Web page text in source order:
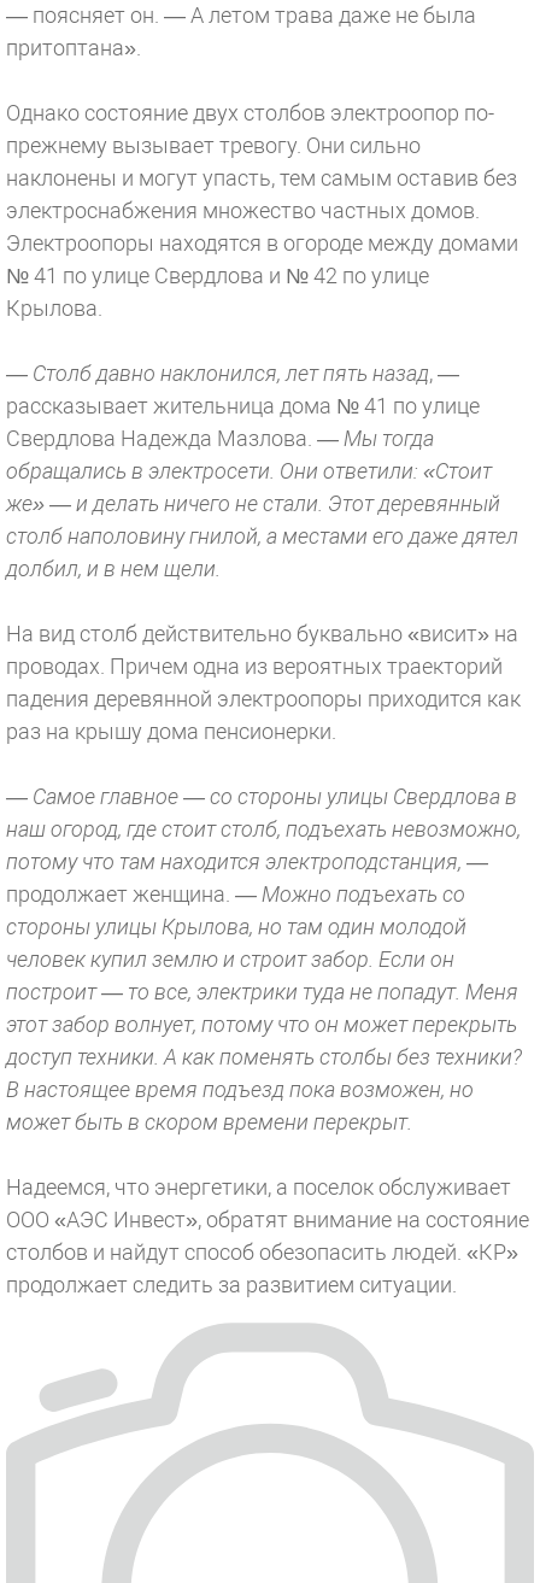
— поясняет он. — А летом трава даже не была
притоптана».
Однако состояние двух столбов электроопор по-
прежнему вызывает тревогу. Они сильно
наклонены и могут упасть, тем самым оставив без
электроснабжения множество частных домов.
Электроопоры находятся в огороде между домами
№ 41 по улице Свердлова и № 42 по улице
Крылова.
— Столб давно наклонился, лет пять назад, —
рассказывает жительница дома № 41 по улице
Свердлова Надежда Мазлова. — Мы тогда
обращались в электросети. Они ответили: «Стоит
же» — и делать ничего не стали. Этот деревянный
столб наполовину гнилой, а местами его даже дятел
долбил, и в нем щели.
На вид столб действительно буквально «висит» на
проводах. Причем одна из вероятных траекторий
падения деревянной электроопоры приходится как
раз на крышу дома пенсионерки.
— Самое главное — со стороны улицы Свердлова в
наш огород, где стоит столб, подъехать невозможно,
потому что там находится электроподстанция, —
продолжает женщина. — Можно подъехать со
стороны улицы Крылова, но там один молодой
человек купил землю и строит забор. Если он
построит — то все, электрики туда не попадут. Меня
этот забор волнует, потому что он может перекрыть
доступ техники. А как поменять столбы без техники?
В настоящее время подъезд пока возможен, но
может быть в скором времени перекрыт.
Надеемся, что энергетики, а поселок обслуживает
ООО «АЭС Инвест», обратят внимание на состояние
столбов и найдут способ обезопасить людей. «КР»
продолжает следить за развитием ситуации.